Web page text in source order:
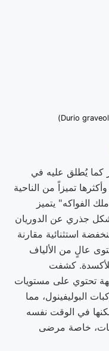
كما يُطلق عليه في
تميزاً من الناحية
الفواكه" يتميز
جذري عن الدوريان
استثنائية مقارنة
عالٍ من الألياف
كشفت
تحتوي على مستويات
البوليفينول، مما
في الوقت نفسه
خاصة مرضى